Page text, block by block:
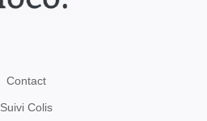
Contact
Suivi Colis